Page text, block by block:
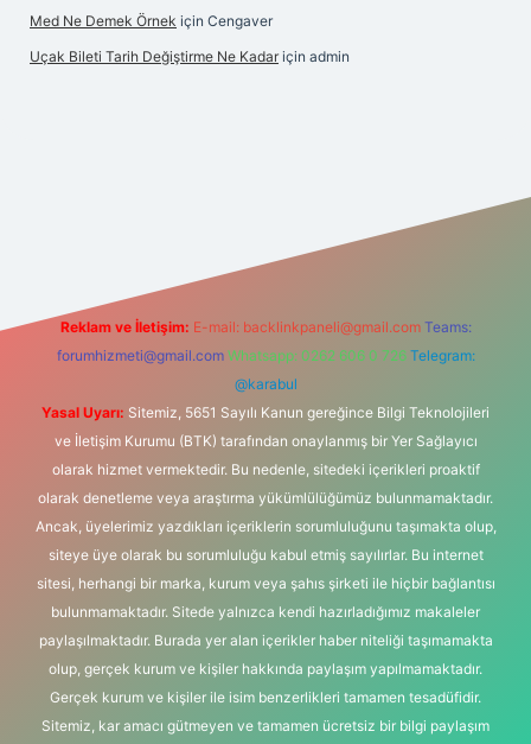
Med Ne Demek Örnek için Cengaver
Uçak Bileti Tarih Değiştirme Ne Kadar için admin
Reklam ve İletişim: E-mail: backlinkpaneli@gmail.com Teams:
forumhizmeti@gmail.com Whatsapp: 0262 606 0 726 Telegram:
@karabul
Yasal Uyarı: Sitemiz, 5651 Sayılı Kanun gereğince Bilgi Teknolojileri
ve İletişim Kurumu (BTK) tarafından onaylanmış bir Yer Sağlayıcı
olarak hizmet vermektedir. Bu nedenle, sitedeki içerikleri proaktif
olarak denetleme veya araştırma yükümlülüğümüz bulunmamaktadır.
Ancak, üyelerimiz yazdıkları içeriklerin sorumluluğunu taşımakta olup,
siteye üye olarak bu sorumluluğu kabul etmiş sayılırlar. Bu internet
sitesi, herhangi bir marka, kurum veya şahıs şirketi ile hiçbir bağlantısı
bulunmamaktadır. Sitede yalnızca kendi hazırladığımız makaleler
paylaşılmaktadır. Burada yer alan içerikler haber niteliği taşımamakta
olup, gerçek kurum ve kişiler hakkında paylaşım yapılmamaktadır.
Gerçek kurum ve kişiler ile isim benzerlikleri tamamen tesadüfidir.
Sitemiz, kar amacı gütmeyen ve tamamen ücretsiz bir bilgi paylaşım